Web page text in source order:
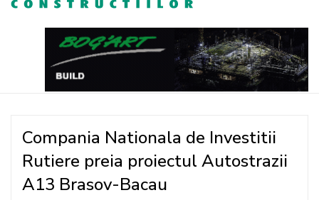
Compania Nationala de Investitii
Rutiere preia proiectul Autostrazii
A13 Brasov-Bacau